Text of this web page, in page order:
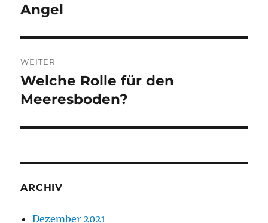
Beitrag:
Angel
WEITER
Nächster
Beitrag:
Welche Rolle für den
Meeresboden?
ARCHIV
Dezember 2021